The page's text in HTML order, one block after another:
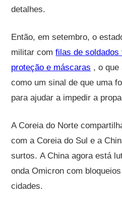
detalhes.
Então, em setembro, o
militar comfilas de soldados
proteção e máscaras , o que
como um sinal de que uma
para ajudar a impedir a
A Coreia do Norte
com a Coreia do Sul e a
surtos. A China agora está
onda Omicron com
cidades.